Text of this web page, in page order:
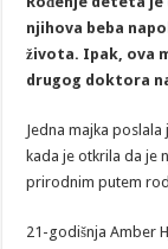
njihova beba
života. Ipak, ova
drugog doktora
Jedna majka
kada je otkrila da je
prirodnim putem
21-godišnja Amber